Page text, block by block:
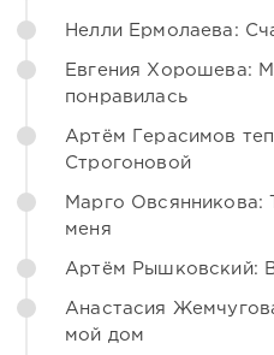
Нелли Ермолаева:
Евгения Хорошева:
понравилась
Артём Герасимов
Строгоновой
Марго Овсянникова:
меня
Артём Рышковский:
Анастасия
мой дом